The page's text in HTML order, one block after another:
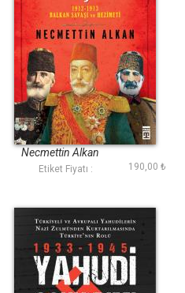
Ve Selanik Düştü
Necmettin Alkan
Etiket Fiyatı : 190,00 ₺